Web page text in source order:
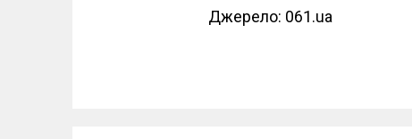
Джерело: 061.ua